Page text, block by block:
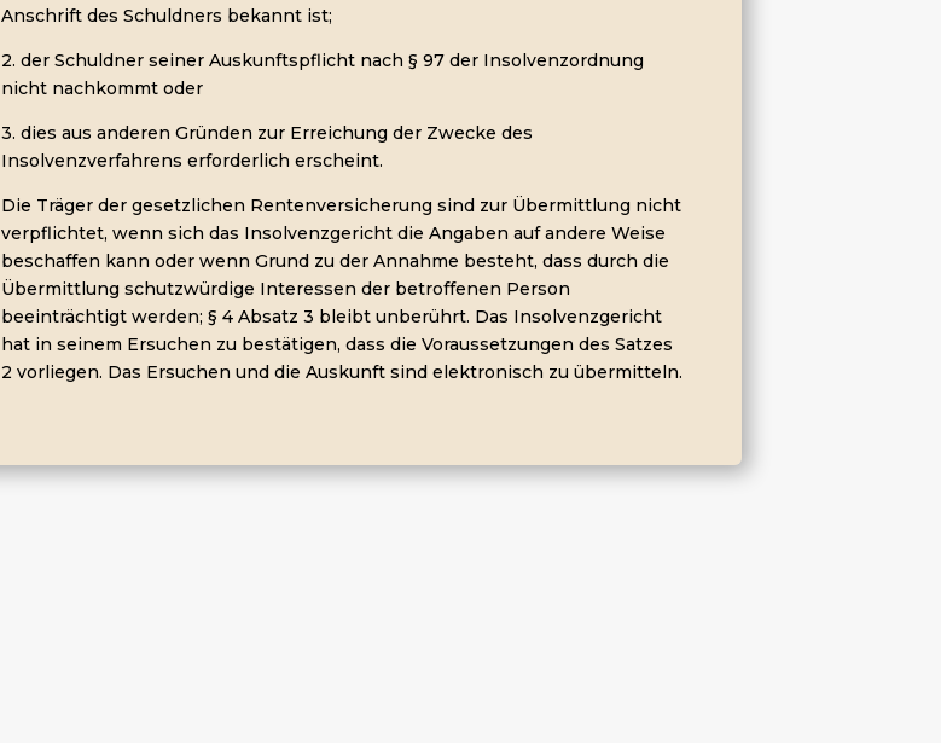
Anschrift des Schuldners bekannt ist;
2. der Schuldner seiner Auskunftspflicht nach § 97 der Insolvenzordnung
nicht nachkommt oder
3. dies aus anderen Gründen zur Erreichung der Zwecke des
Insolvenzverfahrens erforderlich erscheint.
Die Träger der gesetzlichen Rentenversicherung sind zur Übermittlung nicht
verpflichtet, wenn sich das Insolvenzgericht die Angaben auf andere Weise
beschaffen kann oder wenn Grund zu der Annahme besteht, dass durch die
Übermittlung schutzwürdige Interessen der betroffenen Person
beeinträchtigt werden; § 4 Absatz 3 bleibt unberührt. Das Insolvenzgericht
hat in seinem Ersuchen zu bestätigen, dass die Voraussetzungen des Satzes
2 vorliegen. Das Ersuchen und die Auskunft sind elektronisch zu übermitteln.